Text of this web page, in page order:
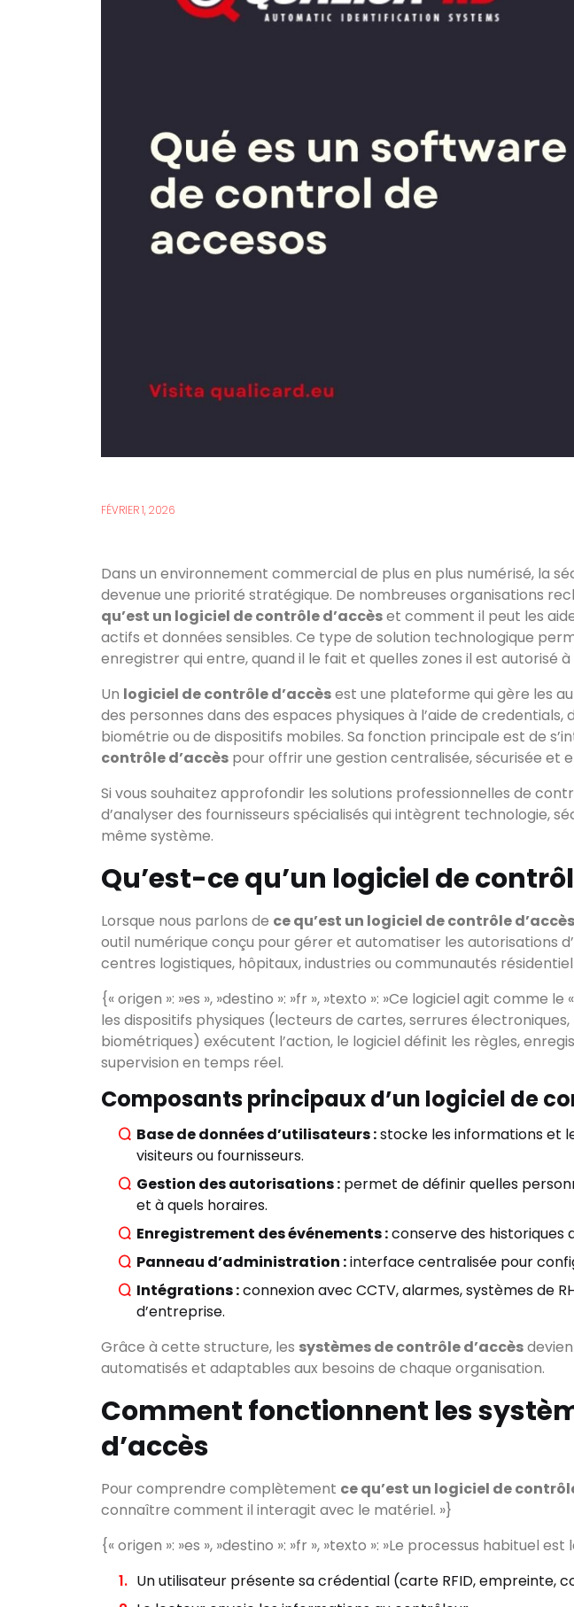
Rechercher
FÉVRIER 1, 2026
Dans un environnement commercial de plus en plus numérisé, la
devenue une priorité stratégique. De nombreuses organisations
qu’est un logiciel de contrôle d’accèset comment il peut les
actifs et données sensibles. Ce type de solution technologique
enregistrer qui entre, quand il le fait et quelles zones il est autorisé
Un logiciel de contrôle d’accèsest une plateforme qui gère les
des personnes dans des espaces physiques à l’aide de credentials,
biométrie ou de dispositifs mobiles. Sa fonction principale est de
contrôle d’accès pour offrir une gestion centralisée, sécurisée et
Si vous souhaitez approfondir les solutions professionnelles de
d’analyser des fournisseurs spécialisés qui intègrent technologie,
même système.
Qu’est-ce qu’un logiciel de
Lorsque nous parlons de ce qu’est un logiciel de contrôle d’accès
outil numérique conçu pour gérer et automatiser les autorisations
centres logistiques, hôpitaux, industries ou communautés
{« origen »: »es », »destino »: »fr », »texto »: »Ce logiciel agit comme
les dispositifs physiques (lecteurs de cartes, serrures
biométriques) exécutent l’action, le logiciel définit les règles,
supervision en temps réel.
Composants principaux d’un logiciel de
Base de données d’utilisateurs :stocke les informations et
visiteurs ou fournisseurs.
Gestion des autorisations : permet de définir quelles
et à quels horaires.
Enregistrement des événements :conserve des historiques
Panneau d’administration :interface centralisée pour
Intégrations :connexion avec CCTV, alarmes, systèmes de
d’entreprise.
Grâce à cette structure, les systèmes de contrôle d’accès
automatisés et adaptables aux besoins de chaque organisation.
Comment fonctionnent les
d’accès
Pour comprendre complètement ce qu’est un logiciel de
connaître comment il interagit avec le matériel. »}
{« origen »: »es », »destino »: »fr », »texto »: »Le processus habituel est
Un utilisateur présente sa crédential (carte RFID, empreinte,